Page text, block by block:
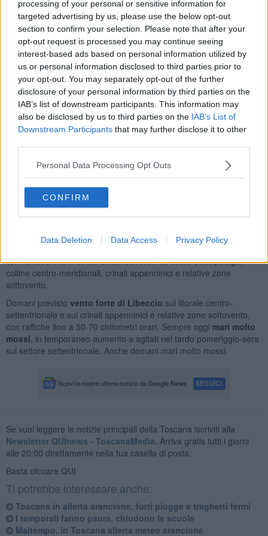
processing of your personal or sensitive information for
targeted advertising by us, please use the below opt-out
section to confirm your selection. Please note that after your
opt-out request is processed you may continue seeing
interest-based ads based on personal information utilized by
us or personal information disclosed to third parties prior to
your opt-out. You may separately opt-out of the further
disclosure of your personal information by third parties on the
IAB’s list of downstream participants. This information may
also be disclosed by us to third parties on the IAB’s List of
Downstream Participants that may further disclose it to other
Personal Data Processing Opt Outs
CONFIRM
Data Deletion Data Access Privacy Policy
Inoltre ha emesso uncodice giallo per mareggiatevalido dalla
mezzanotte fino alle 7 di domani per la costa settentrionale.
sulle zone di nord ovest in graduale estensione alle altre zone.
forti raffiche di vento grandinate
. Venti forti di Libeccio
con raffiche fino a 60-80 chilometri orari su costa e Arcipelago,
colline centro-meridionali, crinali appenninici e relative zone
sottovento.
Domani previsto vento forte di Libeccio sul litorale centro-
settentrionale e sui crinali appenninici e relative zone sottovento,
con raffiche fino a 50-70 chilometri orari. Sempre oggi mari molto
mossi , in temporaneo aumento a agitati nel tardo pomeriggio-sera
sul settore settentrionale. Anche domani mari molto mossi.
Se vuoi leggere le notizie principali della Toscana iscriviti alla
Newsletter QUInews - ToscanaMedia. Arriva gratis tutti i giorni
alle 20:00 direttamente nella tua casella di posta.
Basta cliccare QUI
Ti potrebbe interessare anche:
Toscana in allerta arancione, forti piogge e traghetti fermi
I temporali fanno paura, chiudono le scuole
Maltempo, in Toscana allerta meteo arancione